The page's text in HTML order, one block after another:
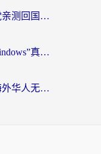
云极和GOGO哪个好？海外党亲测回国加速器选择指南（附iOS免费&Windows VPN实用技巧）
海外党别踩坑！“vpn破解版windows”真的能用？教你选对回国加速器无缝刷国内资源
北美看剧神器怎么选？2026海外华人无缝访问国内资源全攻略